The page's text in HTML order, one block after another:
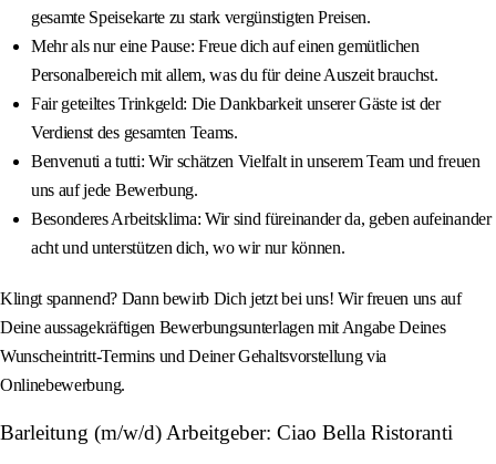
gesamte Speisekarte zu stark vergünstigten Preisen.
Mehr als nur eine Pause: Freue dich auf einen gemütlichen
Personalbereich mit allem, was du für deine Auszeit brauchst.
Fair geteiltes Trinkgeld: Die Dankbarkeit unserer Gäste ist der
Verdienst des gesamten Teams.
Benvenuti a tutti: Wir schätzen Vielfalt in unserem Team und freuen
uns auf jede Bewerbung.
Besonderes Arbeitsklima: Wir sind füreinander da, geben aufeinander
acht und unterstützen dich, wo wir nur können.
Klingt spannend? Dann bewirb Dich jetzt bei uns! Wir freuen uns auf
Deine aussagekräftigen Bewerbungsunterlagen mit Angabe Deines
Wunscheintritt-Termins und Deiner Gehaltsvorstellung via
Onlinebewerbung.
Barleitung (m/w/d) Arbeitgeber: Ciao Bella Ristoranti